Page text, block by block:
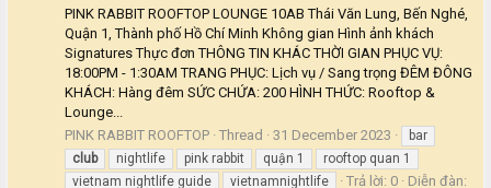
PINK RABBIT ROOFTOP LOUNGE 10AB Thái Văn Lung, Bến Nghé,
Quận 1, Thành phố Hồ Chí Minh Không gian Hình ảnh khách
Signatures Thực đơn THÔNG TIN KHÁC THỜI GIAN PHỤC VỤ:
18:00PM - 1:30AM TRANG PHỤC: Lịch vụ / Sang trọng ĐÊM ĐÔNG
KHÁCH: Hàng đêm SỨC CHỨA: 200 HÌNH THỨC: Rooftop &
Lounge...
PINK RABBIT ROOFTOP Thread 31 December 2023
bar
club
nightlife pink rabbit quận 1
rooftop quan 1
vietnam nightlife guide
vietnamnightlife Trả lời: 0 Diễn đàn: